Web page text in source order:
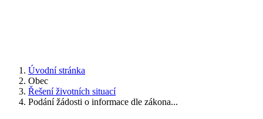
Úvodní stránka
Obec
Řešení životních situací
Podání žádosti o informace dle zákona...